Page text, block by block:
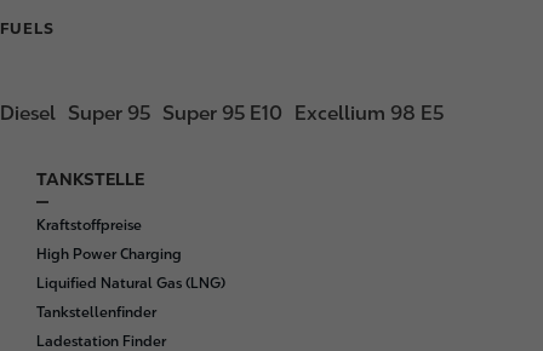
FUELS
Diesel Super 95 Super 95 E10 Excellium 98 E5
F
o
o
t
e
r
TANKSTELLE
Kraftstoffpreise
High Power Charging
Liquified Natural Gas (LNG)
Tankstellenfinder
Ladestation Finder